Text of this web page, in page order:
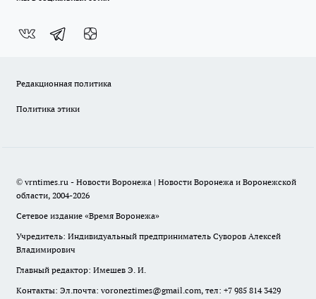
Редакционная политика
Политика этики
© vrntimes.ru - Новости Воронежа | Новости Воронежа и Воронежской
области, 2004-2026
Сетевое издание «Время Воронежа»
Учредитель: Индивидуальный предприниматель Суворов Алексей
Владимирович
Главный редактор: Имешев Э. И.
Контакты: Эл.почта: voroneztimes@gmail.com, тел: +7 985 814 3429